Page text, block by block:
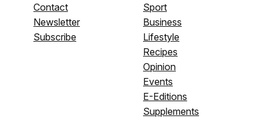
Contact
Newsletter
Subscribe
Sport
Business
Lifestyle
Recipes
Opinion
Events
E-Editions
Supplements